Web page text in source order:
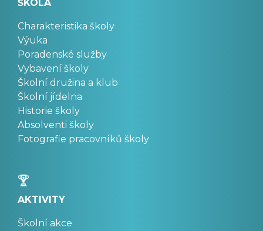
ŠKOLA
Charakteristika školy
Výuka
Poradenské služby
Vybavení školy
Školní družina a klub
Školní jídelna
Historie školy
Absolventi školy
Fotografie pracovníků školy
AKTIVITY
Školní akce